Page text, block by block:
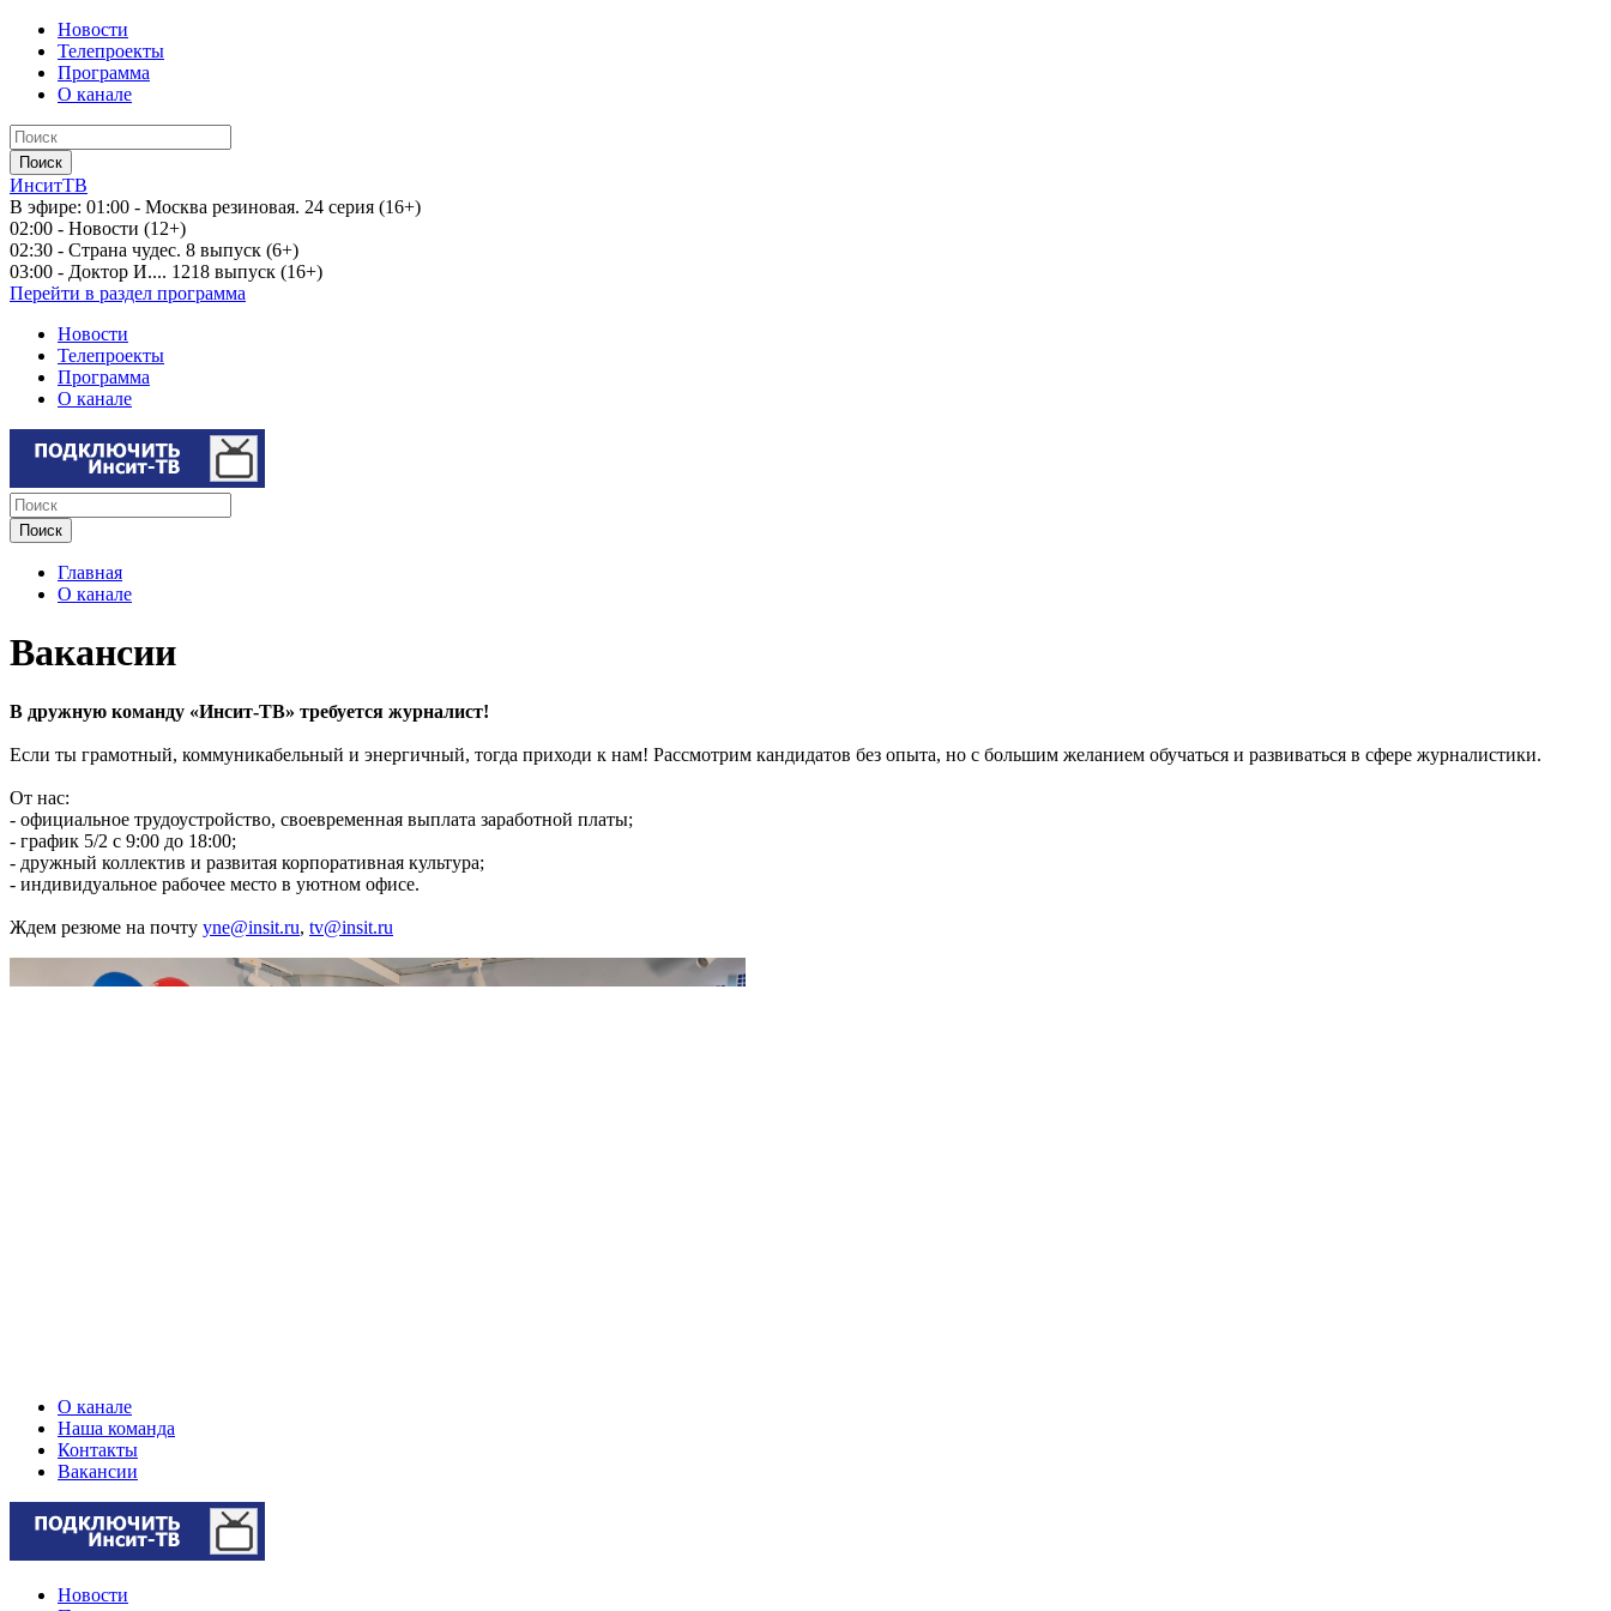
Новости
Телепроекты
Программа
О канале
ИнситТВ
В эфире: 01:00 - Москва резиновая. 24 серия (16+)
02:00 - Новости (12+)
02:30 - Страна чудес. 8 выпуск (6+)
03:00 - Доктор И.... 1218 выпуск (16+)
Перейти в раздел программа
Новости
Телепроекты
Программа
О канале
Главная
О канале
Вакансии
В дружную команду «Инсит-ТВ» требуется журналист!
Если ты грамотный, коммуникабельный и энергичный, тогда приходи к нам! Рассмотрим кандидатов без опыта, но с большим желанием обучаться и развиваться в сфере журналистики.
От нас:
- официальное трудоустройство, своевременная выплата заработной платы;
- график 5/2 с 9:00 до 18:00;
- дружный коллектив и развитая корпоративная культура;
- индивидуальное рабочее место в уютном офисе.
Ждем резюме на почту yne@insit.ru, tv@insit.ru
О канале
Наша команда
Контакты
Вакансии
Новости